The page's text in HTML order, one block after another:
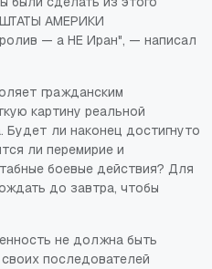
АМЕРИКИ
— а НЕ Иран", — написал
гражданским
картину реальной
ли наконец достигнуто
ли перемирие и
боевые действия? Для
до завтра, чтобы
не должна быть
последователей